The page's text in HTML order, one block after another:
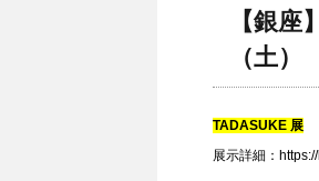
【銀
（土）
TADASUKE 展
展示詳細：